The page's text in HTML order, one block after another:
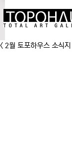
< 2월 토포하우스 소식